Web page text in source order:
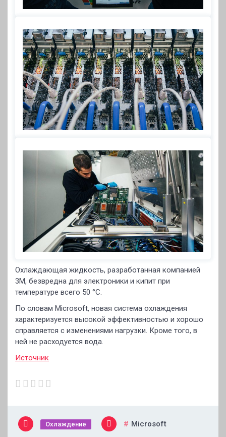
Охлаждающая жидкость, разработанная компанией
3M, безвредна для электроники и кипит при
температуре всего 50 °C.
По словам Microsoft, новая система охлаждения
характеризуется высокой эффективностью и хорошо
справляется с изменениями нагрузки. Кроме того, в
ней не расходуется вода.
Источник
Охлаждение Microsoft